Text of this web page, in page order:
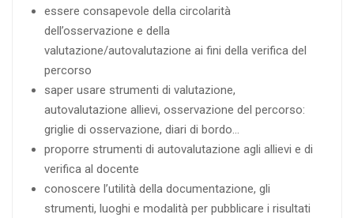
essere consapevole della circolarità
dell’osservazione e della
valutazione/autovalutazione ai fini della verifica del
percorso
saper usare strumenti di valutazione,
autovalutazione allievi, osservazione del percorso:
griglie di osservazione, diari di bordo…
proporre strumenti di autovalutazione agli allievi e di
verifica al docente
conoscere l’utilità della documentazione, gli
strumenti, luoghi e modalità per pubblicare i risultati